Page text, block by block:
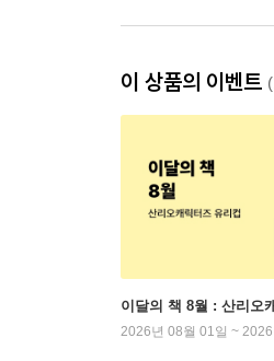
이 상품의 이벤트
이달의 책 8월 : 산리오
2026년 08월 01일 ~